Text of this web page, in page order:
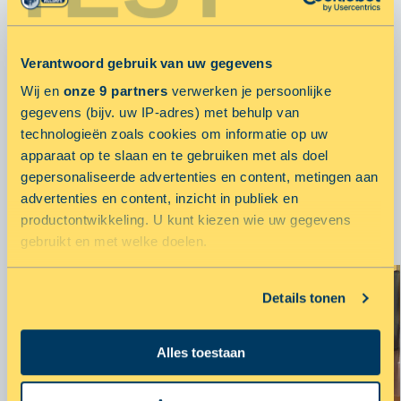
Verantwoord gebruik van uw gegevens
Wij en onze 9 partners verwerken je persoonlijke
gegevens (bijv. uw IP-adres) met behulp van
technologieën zoals cookies om informatie op uw
apparaat op te slaan en te gebruiken met als doel
gepersonaliseerde advertenties en content, metingen aan
advertenties en content, inzicht in publiek en
productontwikkeling. U kunt kiezen wie uw gegevens
gebruikt en met welke doelen.
die tot een paar meter nauwkeurig kan zijn
Uw apparaat identificeren door het actief te scannen
op specifieke eigenschappen (fingerprinting)
Details tonen
Alles toestaan
mee op Ruimtereis
MEER ARTIKELEN
GERELATEERDE ARTIKELEN